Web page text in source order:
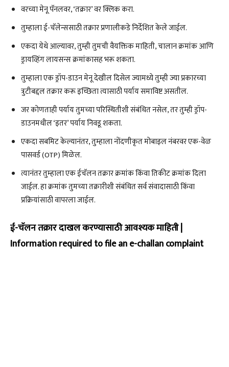
वरच्या मेनू पॅनलवर, ‘तक्रार’ वर क्लिक करा.
तुम्हाला ई-चॅलेन्ससाठी तक्रार प्रणालीकडे निर्देशित केले जाईल.
एकदा येथे आल्यावर, तुम्ही तुमची वैयक्तिक माहिती, चालान क्रमांक आणि
ड्रायव्हिंग लायसन्स क्रमांकासह भरू शकता.
तुम्हाला एक ड्रॉप-डाउन मेनू देखील दिसेल ज्यामध्ये तुम्ही ज्या प्रकारच्या
त्रुटीबद्दल तक्रार करू इच्छिता त्यासाठी पर्याय समाविष्ट असतील.
जर कोणताही पर्याय तुमच्या परिस्थितीशी संबंधित नसेल, तर तुम्ही ड्रॉप-
डाउनमधील ‘इतर’ पर्याय निवडू शकता.
एकदा सबमिट केल्यानंतर, तुम्हाला नोंदणीकृत मोबाइल नंबरवर एक-वेळ
पासवर्ड (OTP) मिळेल.
त्यानंतर तुम्हाला एक ईचॅलन तक्रार क्रमांक किंवा तिकीट क्रमांक दिला
जाईल. हा क्रमांक तुमच्या तक्रारीशी संबंधित सर्व संवादासाठी किंवा
प्रक्रियांसाठी वापरला जाईल.
ई-चॅलन तक्रार दाखल करण्यासाठी आवश्यक माहिती |
Information required to file an e-challan complaint